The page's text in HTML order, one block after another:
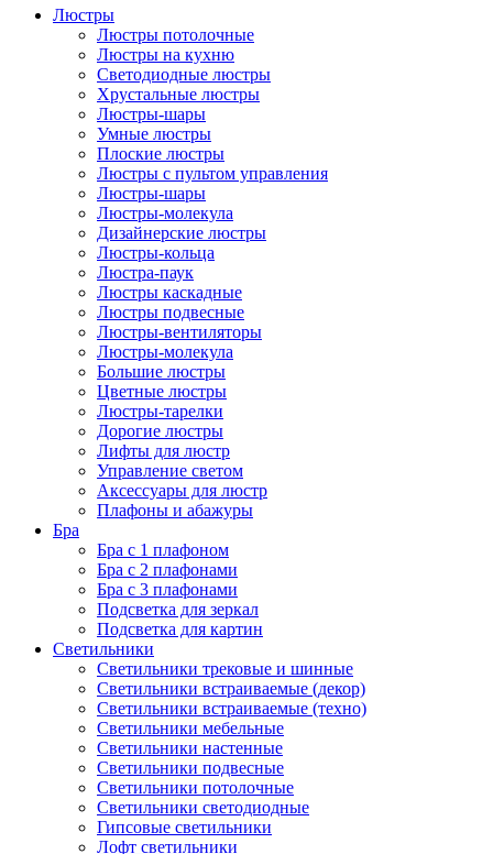
Люстры
Люстры потолочные
Люстры на кухню
Светодиодные люстры
Хрустальные люстры
Люстры-шары
Умные люстры
Плоские люстры
Люстры с пультом управления
Люстры-шары
Люстры-молекула
Дизайнерские люстры
Люстры-кольца
Люстра-паук
Люстры каскадные
Люстры подвесные
Люстры-вентиляторы
Люстры-молекула
Большие люстры
Цветные люстры
Люстры-тарелки
Дорогие люстры
Лифты для люстр
Управление светом
Аксессуары для люстр
Плафоны и абажуры
Бра
Бра с 1 плафоном
Бра с 2 плафонами
Бра с 3 плафонами
Подсветка для зеркал
Подсветка для картин
Светильники
Светильники трековые и шинные
Светильники встраиваемые (декор)
Светильники встраиваемые (техно)
Светильники мебельные
Светильники настенные
Светильники подвесные
Светильники потолочные
Светильники светодиодные
Гипсовые светильники
Лофт светильники